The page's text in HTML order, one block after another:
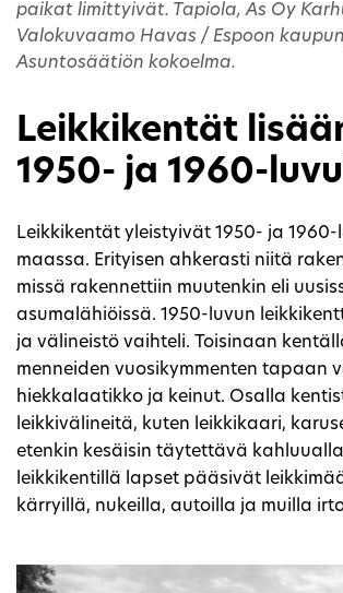
paikat limittyivät. Tapiola, As Oy
Valokuvaamo Havas / Espoon
Asuntosäätiön kokoelma.
Leikkikentät
1950- ja 1960-
Leikkikentät yleistyivät 1950- ja
maassa. Erityisen ahkerasti niitä
missä rakennettiin muutenkin eli
asumalähiöissä. 1950-luvun
ja välineistö vaihteli. Toisinaan
menneiden vuosikymmenten tapaan
hiekkalaatikko ja keinut. Osalla
leikkivälineitä, kuten leikkikaari,
etenkin kesäisin täytettävä
leikkikentillä lapset pääsivät
kärryillä, nukeilla, autoilla ja muilla